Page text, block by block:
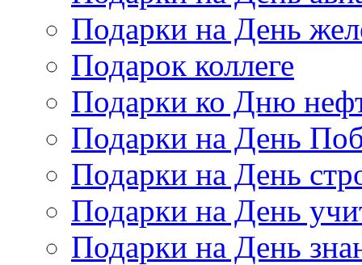
Подарки на День
Подарок коллеге
Подарки ко Дню
Подарки на День
Подарки на День
Подарки на День
Подарки на День